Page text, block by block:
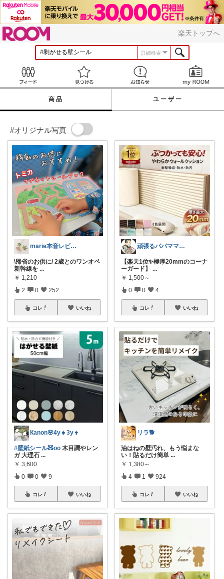
楽天トップへ
詳細検索
見つける お知らせ
商品 ユーザー
#オリジナル写真
marie本音レビュー🏝️夏休み💃
\帰省のお供に/ 2歳とのワンオペ
新幹線を ...
￥ 1,210
2 0 252
コレ いいね
Кanon🌸4y👧3y👦
#壁紙シール🧸oo 木目調やレン
ガ 大理石 ...
￥ 3,600
0 0 9
コレ いいね
頑張るパパママ応援隊@育児・子供用品紹介
【楽天1位✨極厚20mmのコーナ
ーガード】
...
￥ 1,500～
0 0 4
コレ いいね
リラ🐕
油はねの壁汚れ、もう悩まな
い！貼るだけ簡単 ...
￥ 1,380～
4 1 924
コレ いいね